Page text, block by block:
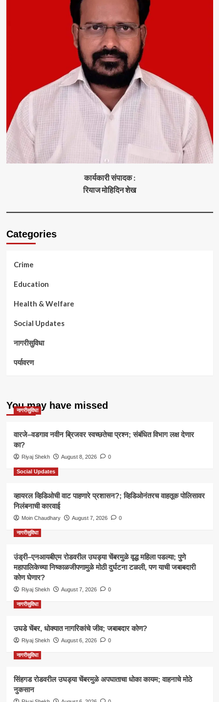
कार्यकारी संपादक :
रियाज मोहिदिन शेख
Categories
Crime
Education
Health & Welfare
Social Updates
नागरीसुविधा
पर्यावरण
You may have missed
नागरीसुविधा
वारजे–वडगाव नवीन ब्रिजवर स्वच्छतेचा प्रश्न; संबंधित विभाग लक्ष देणार
का?
Riyaj Shekh August 8, 2026 0
Social Updates
व्हायरल व्हिडिओची वाट पाहणारे प्रशासन?; व्हिडिओनंतरच वाहतूक पोलिसावर
निलंबनाची कारवाई
Moin Chaudhary August 7, 2026 0
नागरीसुविधा
उंड्री–एनआयबीएम रोडवरील उघड्या चेंबरमुळे वृद्ध महिला पडल्या; पुणे
महापालिकेच्या निष्काळजीपणामुळे मोठी दुर्घटना टळली, पण याची जबाबदारी
कोण घेणार?
Riyaj Shekh August 7, 2026 0
नागरीसुविधा
उघडे चेंबर, धोक्यात नागरिकांचे जीव; जबाबदार कोण?
Riyaj Shekh August 6, 2026 0
नागरीसुविधा
सिंहगड रोडवरील उघड्या चेंबरमुळे अपघाताचा धोका कायम; वाहनाचे मोठे
नुकसान